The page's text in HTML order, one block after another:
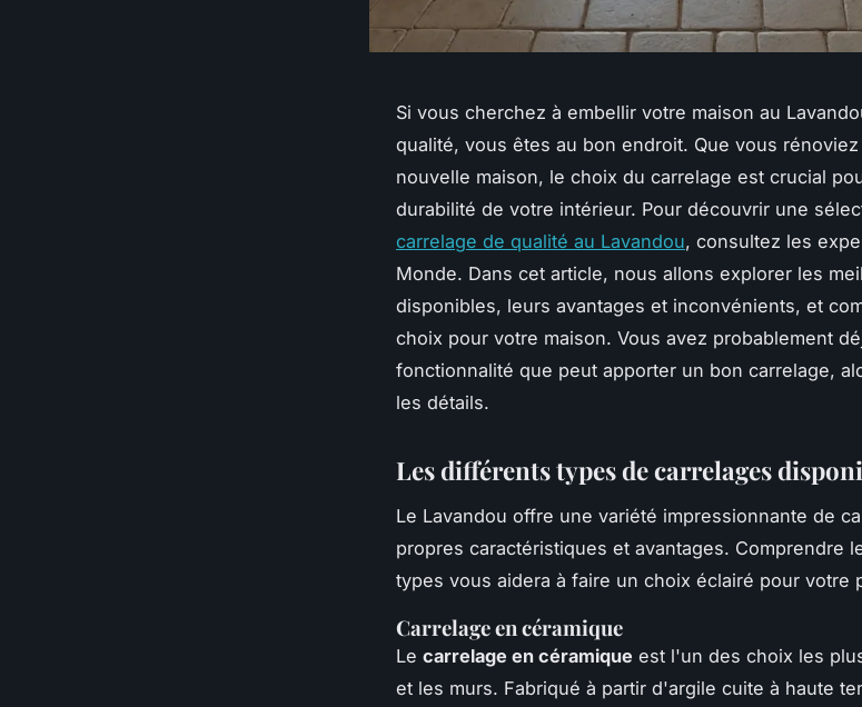
Si vous cherchez à embellir votre maison au
qualité, vous êtes au bon endroit. Que vous
nouvelle maison, le choix du carrelage est crucial
durabilité de votre intérieur. Pour découvrir une
carrelage de qualité au Lavandou, consultez les
Monde. Dans cet article, nous allons explorer les
disponibles, leurs avantages et inconvénients, et
choix pour votre maison. Vous avez probablement
fonctionnalité que peut apporter un bon carrelage,
les détails.
Les différents types de carrelages
Le Lavandou offre une variété impressionnante de
propres caractéristiques et avantages. Comprendre
types vous aidera à faire un choix éclairé pour votre
Carrelage en céramique
Le carrelage en céramique est l'un des choix les
et les murs. Fabriqué à partir d'argile cuite à haute